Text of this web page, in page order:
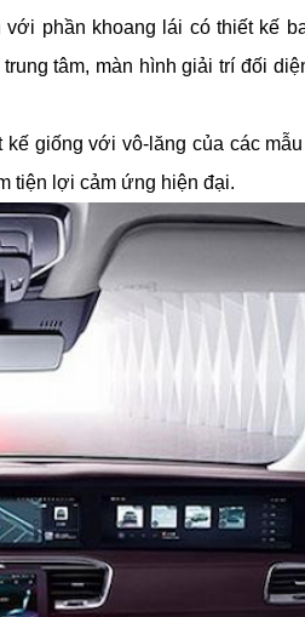
phần khoang lái có thiết kế
tâm, màn hình giải trí đối
giống với vô-lăng của các
tiện lợi cảm ứng hiện đại.